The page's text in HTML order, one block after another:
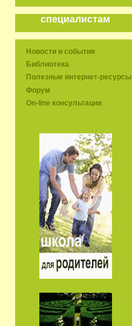
специалистам
Новости и события
Библиотека
Полезные интернет-ресурсы
Форум
On-line консультации